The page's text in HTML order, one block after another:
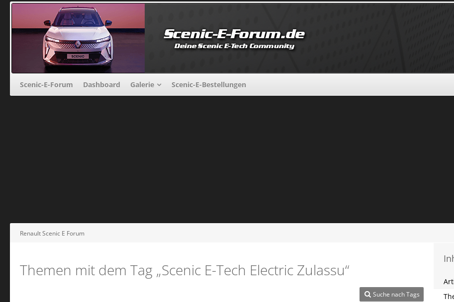
Scenic-E-Forum Dashboard Galerie Scenic-E-Bestellungen
Renault Scenic E Forum
Themen mit dem Tag „Scenic E-Tech Electric Zulassu“
Suche nach Tags